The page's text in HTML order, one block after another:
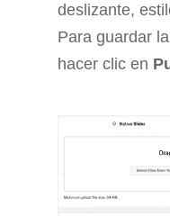
deslizante,
Para guardar
hacer clic en